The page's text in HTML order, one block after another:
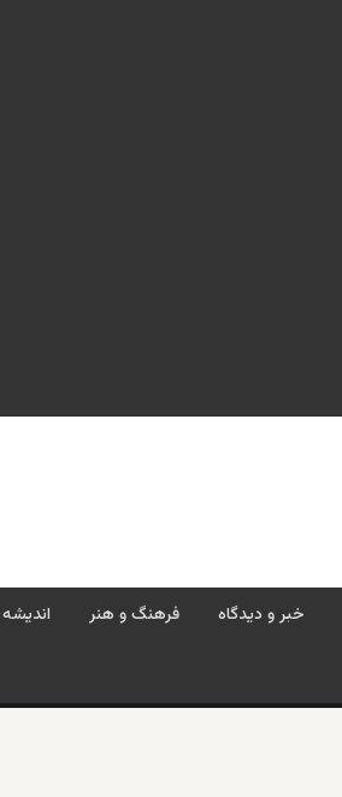
خبر و دیدگاه فرهنگ و هنر اندیشه